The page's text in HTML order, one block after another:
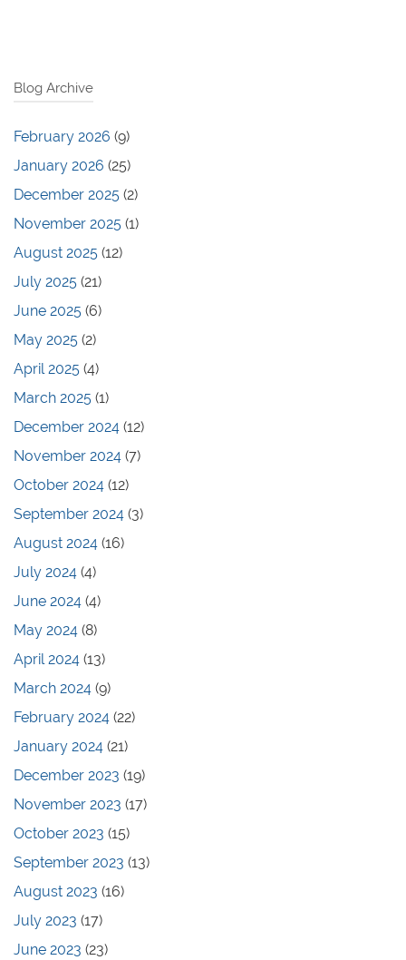
Blog Archive
February 2026 (9)
January 2026 (25)
December 2025 (2)
November 2025 (1)
August 2025 (12)
July 2025 (21)
June 2025 (6)
May 2025 (2)
April 2025 (4)
March 2025 (1)
December 2024 (12)
November 2024 (7)
October 2024 (12)
September 2024 (3)
August 2024 (16)
July 2024 (4)
June 2024 (4)
May 2024 (8)
April 2024 (13)
March 2024 (9)
February 2024 (22)
January 2024 (21)
December 2023 (19)
November 2023 (17)
October 2023 (15)
September 2023 (13)
August 2023 (16)
July 2023 (17)
June 2023 (23)